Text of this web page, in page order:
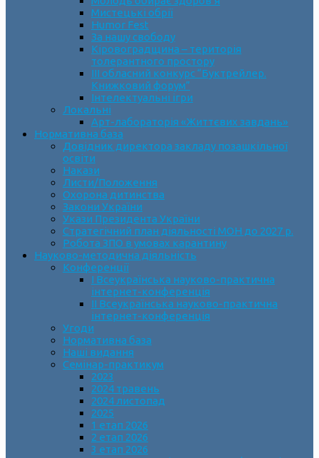
Мистецькі обрії
Humor Fest
За нашу свободу
Кіровоградщина – територія
толерантного простору
ІII обласний конкурс “Буктрейлер.
Книжковий форум”
Інтелектуальні ігри
Локальні
Арт-лабораторія «Життєвих завдань»
Нормативна база
Довідник директора закладу позашкільної
освіти
Накази
Листи/Положення
Охорона дитинства
Закони України
Укази Президента України
Стратегічний план діяльності МОН до 2027 р.
Робота ЗПО в умовах карантину
Науково-методична діяльність
Конференції
І Всеукраїнська науково-практична
інтернет-конференція
ІІ Всеукраїнська науково-практична
інтернет-конференція
Угоди
Нормативна база
Наші видання
Семінар-практикум
2023
2024 травень
2024 листопад
2025
1 етап 2026
2 етап 2026
3 етап 2026